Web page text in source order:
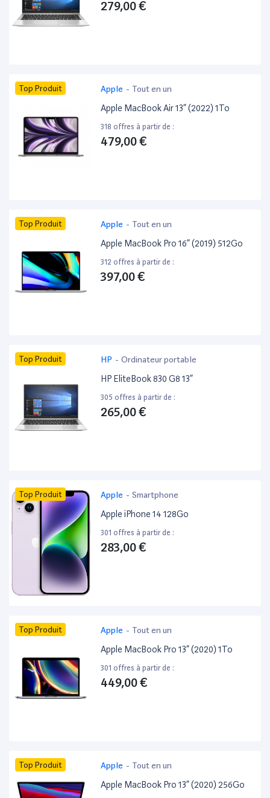
279,00 €
Top Produit Apple - Tout en un
Apple MacBook Air 13” (2022) 1To
318 offres à partir de :
479,00 €
Top Produit Apple - Tout en un
Apple MacBook Pro 16” (2019) 512Go
312 offres à partir de :
397,00 €
Top Produit HP - Ordinateur portable
HP EliteBook 830 G8 13”
305 offres à partir de :
265,00 €
Top Produit Apple - Smartphone
Apple iPhone 14 128Go
301 offres à partir de :
283,00 €
Top Produit Apple - Tout en un
Apple MacBook Pro 13” (2020) 1To
301 offres à partir de :
449,00 €
Top Produit Apple - Tout en un
Apple MacBook Pro 13” (2020) 256Go